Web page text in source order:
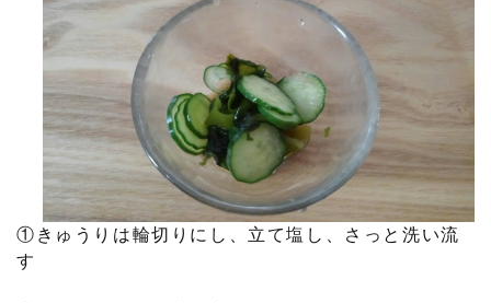
①きゅうりは輪切りにし、立て塩し、さっと洗い流
す